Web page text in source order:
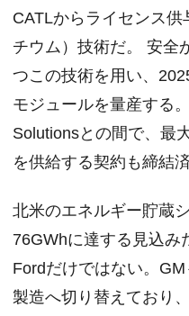
CATLからライセンス供
チウム）技術だ。 安全
つこの技術を用い、
モジュールを量産する
Solutionsとの間で、最
を供給する契約も締結済
北米のエネルギー貯蔵
76GWhに達する見込み
Fordだけではない。
製造へ切り替えており